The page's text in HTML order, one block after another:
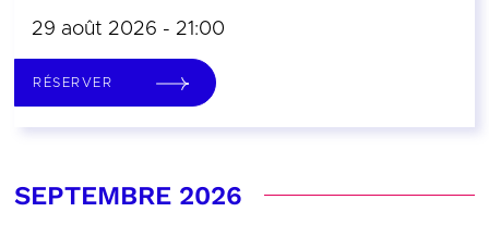
29 août 2026 - 21:00
RÉSERVER
SEPTEMBRE 2026